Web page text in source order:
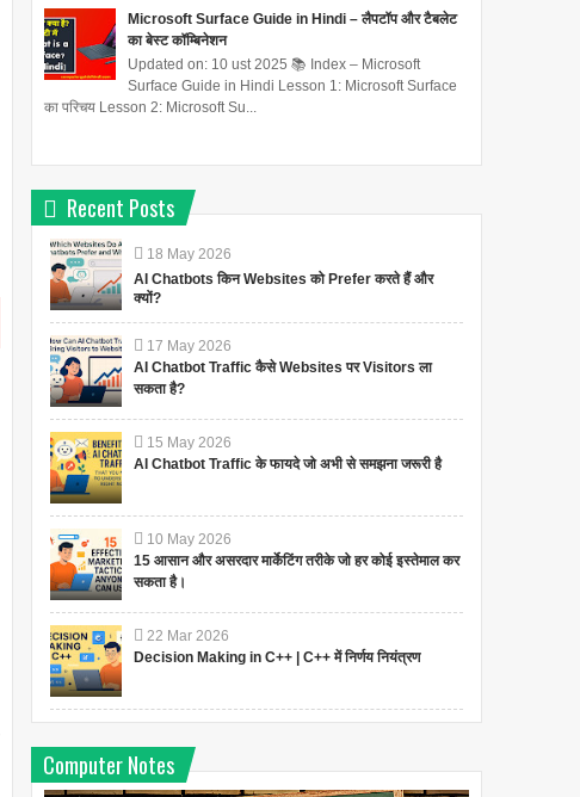
Microsoft Surface Guide in Hindi – लैपटॉप और टैबलेट
का बेस्ट कॉम्बिनेशन
Updated on: 10 ust 2025 📚 Index – Microsoft
Surface Guide in Hindi Lesson 1: Microsoft Surface
का परिचय Lesson 2: Microsoft Su...
Recent Posts
18 May 2026
AI Chatbots किन Websites को Prefer करते हैं और
क्यों?
17 May 2026
AI Chatbot Traffic कैसे Websites पर Visitors ला
सकता है?
15 May 2026
AI Chatbot Traffic के फायदे जो अभी से समझना जरूरी है
10 May 2026
15 आसान और असरदार मार्केटिंग तरीके जो हर कोई इस्तेमाल कर
सकता है।
22 Mar 2026
Decision Making in C++ | C++ में निर्णय नियंत्रण
Computer Notes